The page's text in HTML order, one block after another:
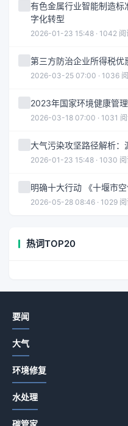
有色金属行业智能制造
字化转型
2026-01-23 15:48 · 1042 阅
第三方防治企业所得税优
2026-03-25 07:00 · 1036
2023年国家环境健康管
2026-03-18 07:00 · 1031
大气污染攻坚路径解析：
2026-01-23 15:48 · 1030 阅
明确十大行动 《十堰市
2026-05-28 08:46 · 1029 阅
热词TOP20
要闻
大气
环境修复
水处理